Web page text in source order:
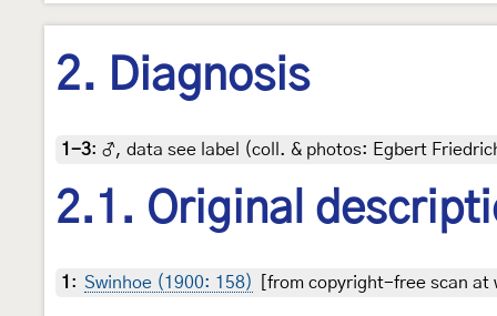
2. Diagnosis
1-3: ♂, data see label (coll. & photos: Egbert
2.1. Original
1 : Swinhoe (1900: 158) [from copyright-free scan